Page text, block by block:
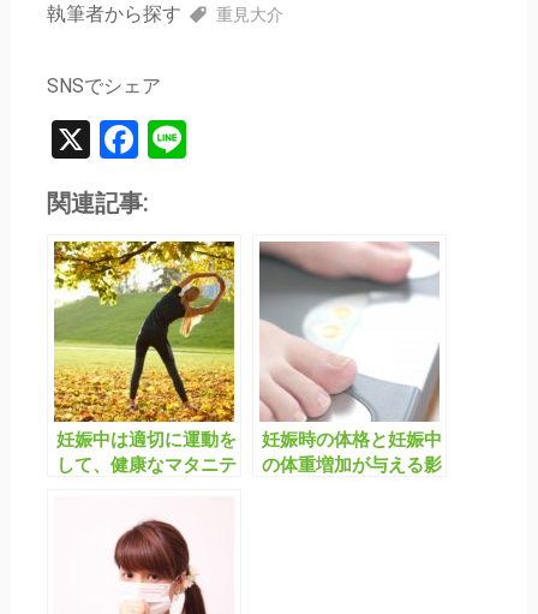
執筆者から探す 重見大介
SNSでシェア
X Facebook
Line
関連記事:
妊娠中は適切に運動を
して、健康なマタニテ
体的な運動方法
妊娠時の体格と妊娠中
の体重増加が与える影